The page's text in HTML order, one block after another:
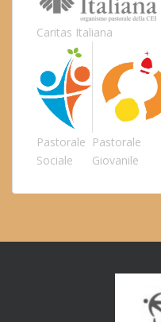
Caritas Italiana
Pastorale
Sociale
Pastorale
Giovanile